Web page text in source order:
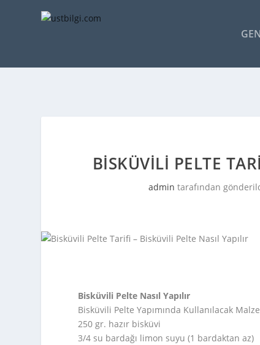
BISKÜVILI PELTE
admin tarafından
Bisküvili Pelte Nasıl Yapılır
Bisküvili Pelte Yapımında Kullanılacak
250 gr. hazır bisküvi
3/4 su bardağı limon suyu (1 bardaktan az)